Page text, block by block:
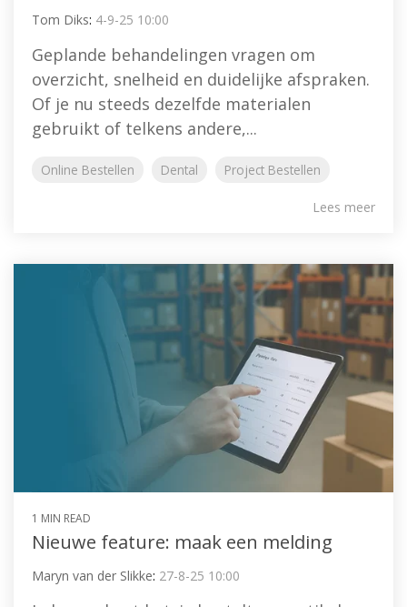
Tom Diks: 4-9-25 10:00
Geplande behandelingen vragen om
overzicht, snelheid en duidelijke afspraken.
Of je nu steeds dezelfde materialen
gebruikt of telkens andere,...
Online Bestellen Dental Project Bestellen
Lees meer
1 MIN READ
Nieuwe feature: maak een melding
Maryn van der Slikke: 27-8-25 10:00